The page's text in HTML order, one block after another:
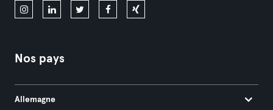
Nos pays
Allemagne